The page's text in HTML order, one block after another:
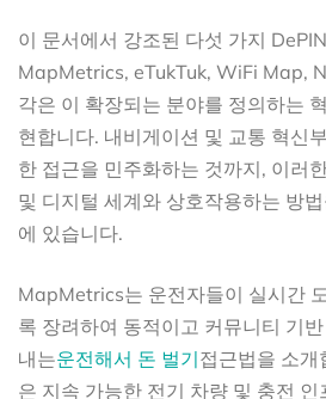
이 문서에서 강조된 다섯 가지
MapMetrics, eTukTuk, WiFi Map,
각은 이 확장되는 분야를 정의하는
현합니다. 내비게이션 및 교통 혁신
한 접근을 민주화하는 것까지, 이러
및 디지털 세계와 상호작용하는 방
에 있습니다.
MapMetrics는 운전자들이 실시간
록 장려하여 동적이고 커뮤니티 기
내는운전해서 돈 벌기접근법을 소개
은 지속 가능한 전기 차량 및 충전